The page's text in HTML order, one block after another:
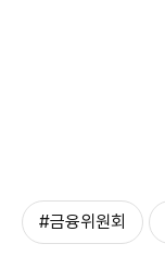
#금융위원회